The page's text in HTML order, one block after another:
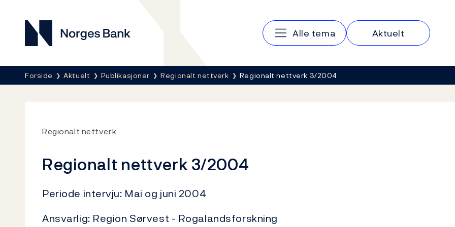
Norges Bank
Hovedmeny
Alle tema Aktuelt
Her er du nå:
Forside Aktuelt Publikasjoner Regionalt nettverk Regionalt nettverk 3/2004
Regionalt nettverk
Regionalt nettverk 3/2004
Periode intervju: Mai og juni 2004
Ansvarlig: Region Sørvest - Rogalandsforskning